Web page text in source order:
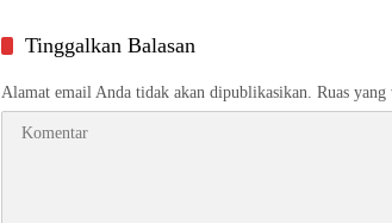
Tinggalkan Balasan
Alamat email Anda tidak akan dipublikasikan. Ruas